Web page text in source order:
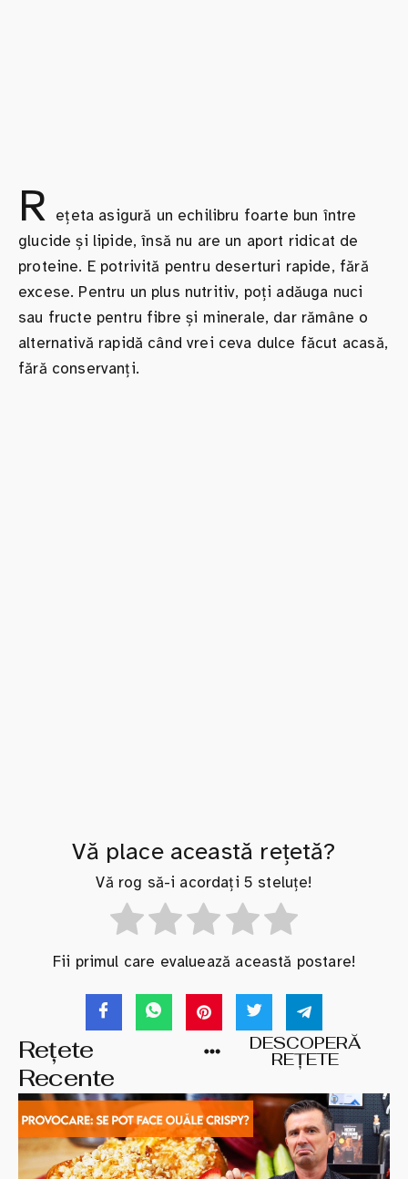
R ețeta asigură un echilibru foarte bun între
glucide și lipide, însă nu are un aport ridicat de
proteine. E potrivită pentru deserturi rapide, fără
excese. Pentru un plus nutritiv, poți adăuga nuci
sau fructe pentru fibre și minerale, dar rămâne o
alternativă rapidă când vrei ceva dulce făcut acasă,
fără conservanți.
Vă place această rețetă?
Vă rog să-i acordați 5 steluțe!
Fii primul care evaluează această postare!
Rețete
Recente
DESCOPERĂ
REȚETE